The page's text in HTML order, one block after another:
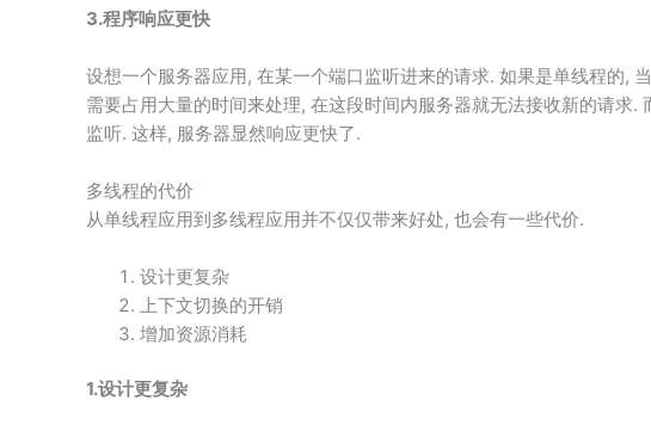
3.程序响应更快
设想一个服务器应用, 在某一个端口监听进来的请求. 如果是单线程的,
需要占用大量的时间来处理, 在这段时间内服务器就无法接收新的请求
监听. 这样, 服务器显然响应更快了.
多线程的代价
从单线程应用到多线程应用并不仅仅带来好处, 也会有一些代价.
设计更复杂
上下文切换的开销
增加资源消耗
1.设计更复杂